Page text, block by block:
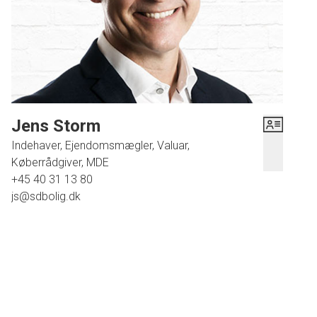
Jens Storm
Indehaver, Ejendomsmægler, Valuar,
Køberrådgiver, MDE
+45 40 31 13 80
js@sdbolig.dk